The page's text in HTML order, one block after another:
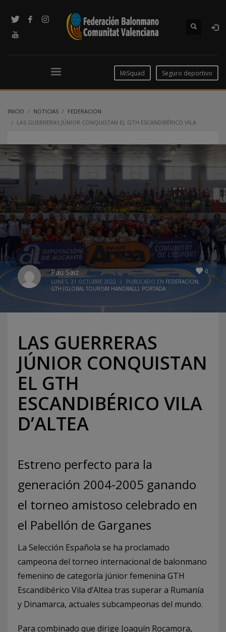
MiSquad Seguro deportivo
INICIO NOTICIAS
FEDERACION
LAS GUERRERAS JÚNIOR CONQUISTAN EL GTH ESCANDIBÉRICO VILA
0
Pau Saiz
LUNES, 31 OCTUBRE 2022 / PUBLICADO EN FEDERACION,
GTH (GLOBAL TOURISM HANDBALL), PORTADA
LAS GUERRERAS
JÚNIOR CONQUISTAN
EL GTH
ESCANDIBÉRICO VILA
D’ALTEA
Estreno perfecto para la
generación 2004-2005 ganando
el torneo amistoso celebrado en
el Pabellón de Garganes
La Selección Española se ha proclamado
campeona del torneo internacional de balonmano
femenino de categoría júnior femenina GTH
Escandibérico Vila d’Altea tras superar a Rumanía
y Dinamarca, actuales subcampeonas del mundo.
Para combinado que dirige Joaquín Rocamora,